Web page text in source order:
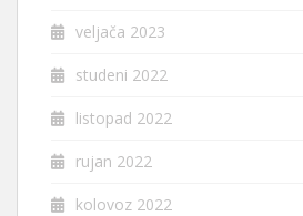
veljača 2023
studeni 2022
listopad 2022
rujan 2022
kolovoz 2022